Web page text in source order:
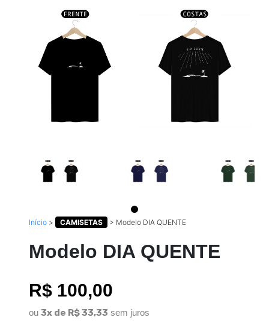
Início > CAMISETAS > Modelo DIA QUENTE
Modelo DIA QUENTE
R$ 100,00
ou 3x de R$ 33,33 sem juros